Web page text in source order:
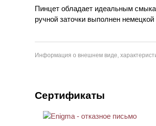
Пинцет обладает идеальным
ручной заточки выполнен
Информация о внешнем виде,
Сертификаты